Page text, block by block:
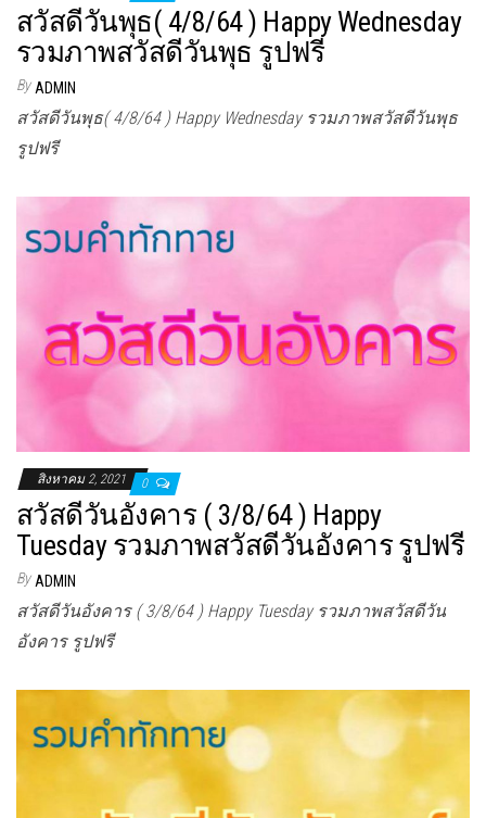
สวัสดีวันพุธ( 4/8/64 ) Happy Wednesday
รวมภาพสวัสดีวันพุธ รูปฟรี
By ADMIN
สวัสดีวันพุธ( 4/8/64 ) Happy Wednesday รวมภาพสวัสดีวันพุธ
รูปฟรี
สิงหาคม 2, 2021 0
สวัสดีวันอังคาร ( 3/8/64 ) Happy
Tuesday รวมภาพสวัสดีวันอังคาร รูปฟรี
By ADMIN
สวัสดีวันอังคาร ( 3/8/64 ) Happy Tuesday รวมภาพสวัสดีวัน
อังคาร รูปฟรี